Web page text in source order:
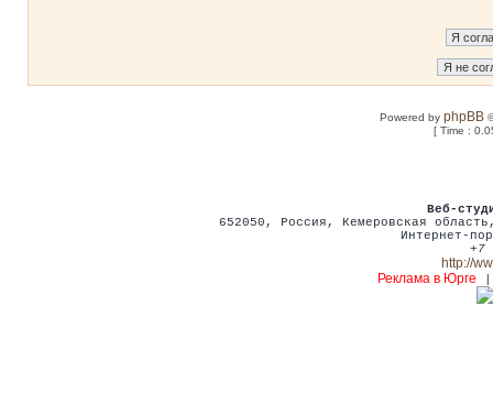
Powered byphpBB
[ Time :
Веб-
652050 ,Россия , Кемеровская
Интернет-
+7
http://
Реклама в Юрге